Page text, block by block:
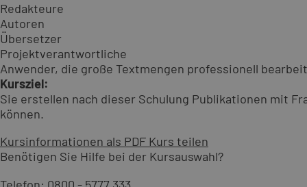
Redakteure
Autoren
Übersetzer
Projektverantwortliche
Anwender, die große Textmengen professionell
Kursziel:
Sie erstellen nach dieser Schulung Publikationen mit
können.
Kursinformationen als PDF Kurs teilen
Benötigen Sie Hilfe bei der Kursauswahl?
Telefon: 0800 - 5777 333